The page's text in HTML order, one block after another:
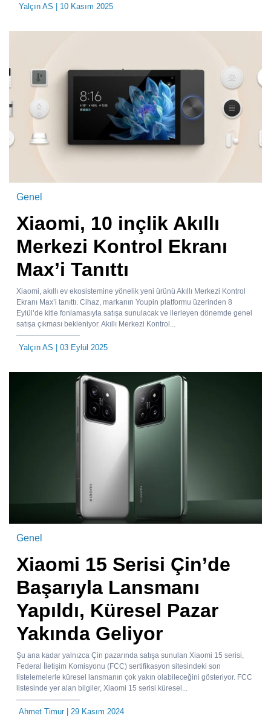
Yalçın AS | 10 Kasım 2025
Genel
Xiaomi, 10 inçlik Akıllı
Merkezi Kontrol Ekranı
Max’i Tanıttı
Xiaomi, akıllı ev ekosistemine yönelik yeni ürünü Akıllı Merkezi Kontrol
Ekranı Max’i tanıttı. Cihaz, markanın Youpin platformu üzerinden 8
Eylül’de kitle fonlamasıyla satışa sunulacak ve ilerleyen dönemde genel
satışa çıkması bekleniyor. Akıllı Merkezi Kontrol...
Yalçın AS | 03 Eylül 2025
Genel
Xiaomi 15 Serisi Çin’de
Başarıyla Lansmanı
Yapıldı, Küresel Pazar
Yakında Geliyor
Şu ana kadar yalnızca Çin pazarında satışa sunulan Xiaomi 15 serisi,
Federal İletişim Komisyonu (FCC) sertifikasyon sitesindeki son
listelemelerle küresel lansmanın çok yakın olabileceğini gösteriyor. FCC
listesinde yer alan bilgiler, Xiaomi 15 serisi küresel...
Ahmet Timur| 29 Kasım 2024